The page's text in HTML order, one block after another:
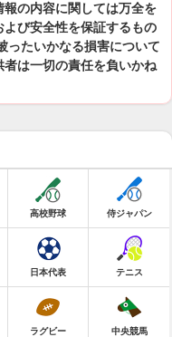
の内容に関しては万全を
び安全性を保証するもの
ったいかなる損害について
は一切の責任を負いかね
高校野球 侍ジャパン
日本代表 テニス
ラグビー 中央競馬